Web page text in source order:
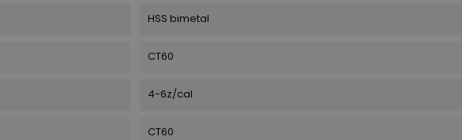
HSS bimetal
CT60
4-6z/cal
CT60